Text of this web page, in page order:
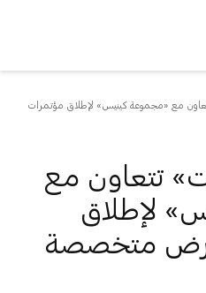
مع «مجموعة كينيس» لإطلاق مؤتمرات
تتعاون مع
لإطلاق
متخصصة